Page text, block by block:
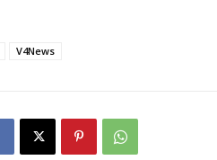
V4News